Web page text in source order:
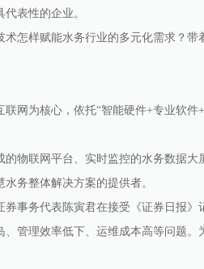
表性的企业。
样赋能水务行业的多元化需求？带
为核心，依托“智能硬件+专业软件
联网平台、实时监控的水务数据大
务整体解决方案的提供者。
务代表陈寅君在接受《证券日报》
管理效率低下、运维成本高等问题